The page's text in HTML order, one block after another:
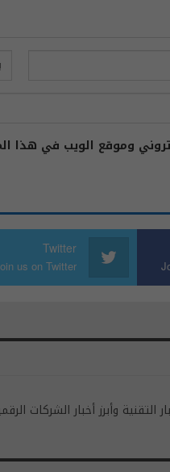
وموقع الويب في هذا
Twitter
us on Twitter
التقنية وأبرز أخبار الشركات